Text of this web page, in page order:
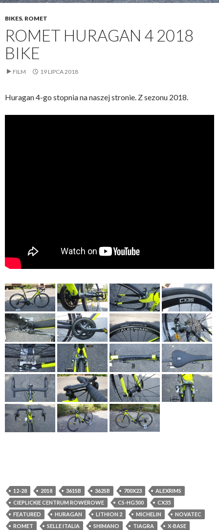
BIKES, ROMET
ROMET HURAGAN 4 2018
BIKE
FILM 19 LIPCA 2018
Huragan 4-go stopnia na naszej stronie. Z sezonu 2018.
12-28 2018 361SB 362SB 700X23
ALEXRIMS
CIEPLICKIE CENTRUM ROWEROWE
CS-HG500
CX35
FEATURED
HURAGAN LITHION 2 MICHELIN
NOVATEC
ROMET
SELLE ITALIA SHIMANO TIAGRA X-BASE